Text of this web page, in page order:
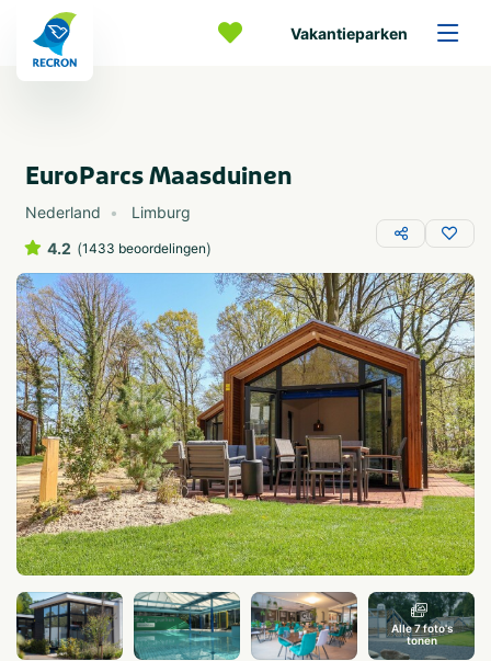
Vakantieparken
EuroParcs Maasduinen
Nederland
Limburg
4.2 (1433 beoordelingen)
Alle 7 foto's
tonen